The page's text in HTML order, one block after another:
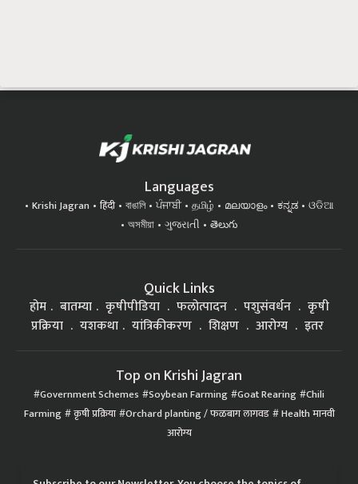
Languages
Krishi Jagran हिंदी বাঙালি ਪੰਜਾਬੀ தமிழ் മലയാളം ಕನ್ನಡ
ଓଡିଆ
অসমীয়া
ગુજરાતી తెలుగు
Quick Links
होम बातम्या कृषीपीडिया फलोत्पादन पशुसंवर्धन
कृषी
प्रक्रिया
यशकथा यांत्रिकीकरण शिक्षण आरोग्य इतर
Top on Krishi Jagran
Government Schemes Soybean Farming Goat Rearing Chili
Farming कृषी प्रक्रिया Orchard planting / फळबाग लागवड Health मानवी
आरोग्य